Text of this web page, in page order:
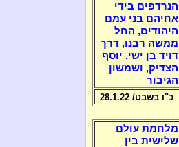
הנרדפים בידי
אחיהם בני עמם
היהודים, החל
ממשה רבנו, דרך
דויד בן ישי, יוסף
הצדיק, ושמשון
הגיבור
כ"ו בשבט/ 28.1.22
מלחמת עולם
שלישית בין